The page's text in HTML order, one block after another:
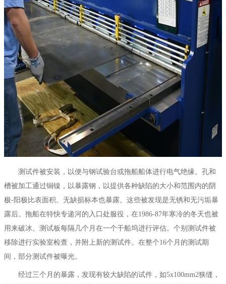
测试件被安装，以便与钢试验台或拖船船体进行电气绝缘。孔和
槽被加工通过铜镍，以暴露钢，以提供各种缺陷的大小和范围内的阴
极-阳极比表面积。无缺损标本也暴露。这些被发现是无锈和无污垢暴
露后。拖船在特快专递河的入口处服役，在1986-87年寒冷的冬天也被
用来破冰。测试板每隔几个月在一个干船坞进行评估。个别测试件被
移除进行实验室检查，并附上新的测试件。在整个16个月的测试期
间，部分测试件被曝光。
经过三个月的暴露，发现有较大缺陷的试件，如5x100mm2狭缝，